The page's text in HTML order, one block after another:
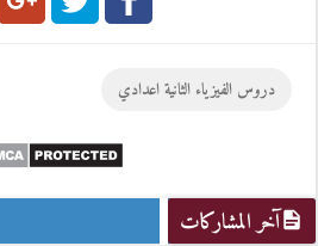
دروس الفيزياء الثانية اعدادي
آخر المشاركات